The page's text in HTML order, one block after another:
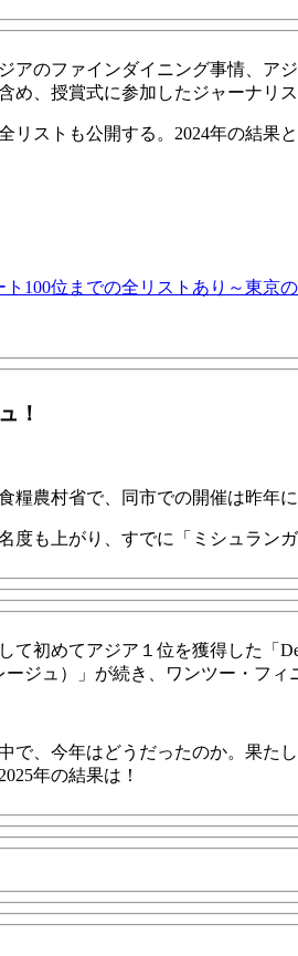
アのファインダイニング事情、ア
め、 授賞式に参加したジャーナリ
リストも公開する。 2024年の結果
ト100位までの全リストあり～東京
！
農村省で、同市での開催は昨年に
度も上がり、すでに「ミシュラン
て初めてアジア１位を獲得した「
ジュ）」が続き、ワンツー・フ
で、今年はどうだったのか。果
年の結果は！